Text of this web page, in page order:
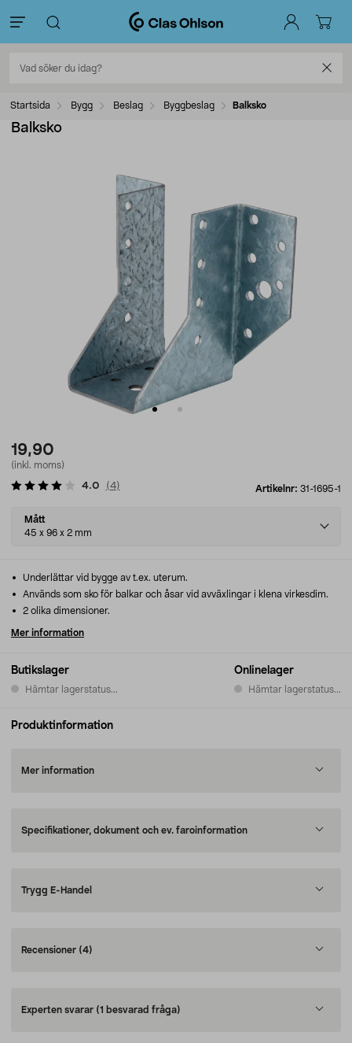
Startsida Bygg Beslag Byggbeslag Balksko
Balksko
19,90
(inkl. moms)
Artikelnr: 31-1695-1
4.0 (4)
Select
variant
Mått
45 x 96 x 2 mm
Butikslager
Hämtar lagerstatus...
Onlinelager
Hämtar lagerstatus...
Underlättar vid bygge av t.ex. uterum.
Används som sko för balkar och åsar vid avväxlingar i klena virkesdim.
2 olika dimensioner.
Mer information
Produktinformation
Mer information
Specifikationer, dokument och ev. faroinformation
Trygg E-Handel
Recensioner (4)
Experten svarar (1 besvarad fråga)